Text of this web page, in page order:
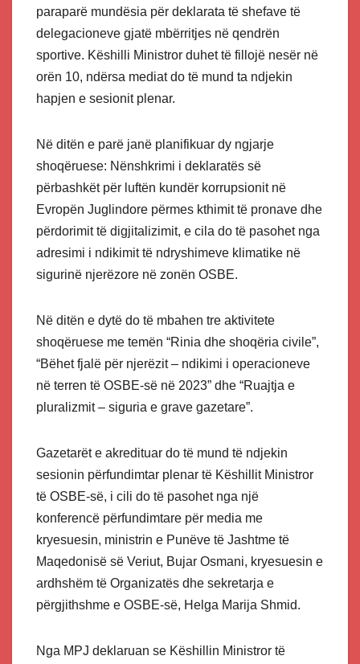
paraparë mundësia për deklarata të shefave të
delegacioneve gjatë mbërritjes në qendrën
sportive. Këshilli Ministror duhet të fillojë nesër në
orën 10, ndërsa mediat do të mund ta ndjekin
hapjen e sesionit plenar.
Në ditën e parë janë planifikuar dy ngjarje
shoqëruese: Nënshkrimi i deklaratës së
përbashkët për luftën kundër korrupsionit në
Evropën Juglindore përmes kthimit të pronave dhe
përdorimit të digjitalizimit, e cila do të pasohet nga
adresimi i ndikimit të ndryshimeve klimatike në
sigurinë njerëzore në zonën OSBE.
Në ditën e dytë do të mbahen tre aktivitete
shoqëruese me temën “Rinia dhe shoqëria civile”,
“Bëhet fjalë për njerëzit – ndikimi i operacioneve
në terren të OSBE-së në 2023” dhe “Ruajtja e
pluralizmit – siguria e grave gazetare”.
Gazetarët e akredituar do të mund të ndjekin
sesionin përfundimtar plenar të Këshillit Ministror
të OSBE-së, i cili do të pasohet nga një
konferencë përfundimtare për media me
kryesuesin, ministrin e Punëve të Jashtme të
Maqedonisë së Veriut, Bujar Osmani, kryesuesin e
ardhshëm të Organizatës dhe sekretarja e
përgjithshme e OSBE-së, Helga Marija Shmid.
Nga MPJ deklaruan se Këshillin Ministror të